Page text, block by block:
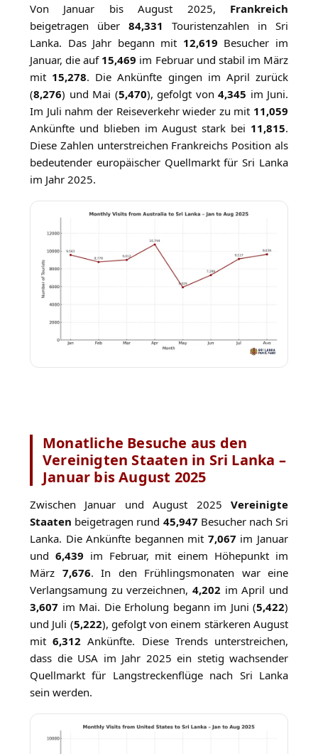
Von Januar bis August 2025, Frankreich
beigetragen über 84,331 Touristenzahlen in Sri
Lanka. Das Jahr begann mit 12,619 Besucher im
Januar, die auf 15,469 im Februar und stabil im März
mit 15,278. Die Ankünfte gingen im April zurück
(8,276) und Mai (5,470), gefolgt von 4,345 im Juni.
Im Juli nahm der Reiseverkehr wieder zu mit 11,059
Ankünfte und blieben im August stark bei 11,815.
Diese Zahlen unterstreichen Frankreichs Position als
bedeutender europäischer Quellmarkt für Sri Lanka
im Jahr 2025.
Monatliche Besuche aus den
Vereinigten Staaten in Sri Lanka –
Januar bis August 2025
Zwischen Januar und August 2025 Vereinigte
Staaten beigetragen rund 45,947 Besucher nach Sri
Lanka. Die Ankünfte begannen mit 7,067 im Januar
und 6,439 im Februar, mit einem Höhepunkt im
März 7,676. In den Frühlingsmonaten war eine
Verlangsamung zu verzeichnen, 4,202 im April und
3,607 im Mai. Die Erholung begann im Juni (5,422)
und Juli (5,222), gefolgt von einem stärkeren August
mit6,312 Ankünfte. Diese Trends unterstreichen,
dass die USA im Jahr 2025 ein stetig wachsender
Quellmarkt für Langstreckenflüge nach Sri Lanka
sein werden.